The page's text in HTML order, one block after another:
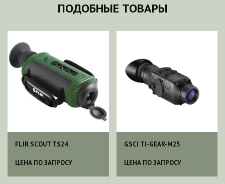
ПОДОБНЫЕ ТОВАРЫ
FLIR SCOUT TS24
ЦЕНА ПО ЗАПРОСУ
GSCI TI-GEAR-M25
ЦЕНА ПО ЗАПРОСУ